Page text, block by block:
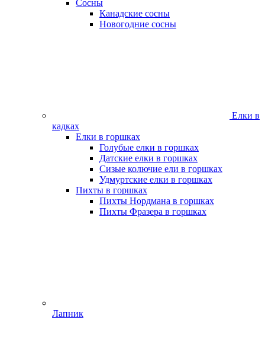
Сосны
Канадские сосны
Новогодние сосны
Елки в
кадках
Елки в горшках
Голубые елки в горшках
Датские елки в горшках
Сизые колючие ели в горшках
Удмуртские елки в горшках
Пихты в горшках
Пихты Нордмана в горшках
Пихты Фразера в горшках
Лапник